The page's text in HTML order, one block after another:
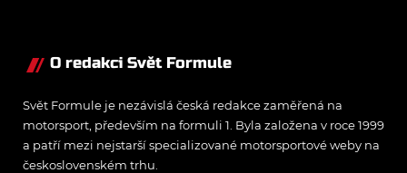
O redakci Svět Formule
Svět Formule je nezávislá česká redakce zaměřená na
motorsport, především na formuli 1. Byla založena v roce 1999
a patří mezi nejstarší specializované motorsportové weby na
československém trhu.